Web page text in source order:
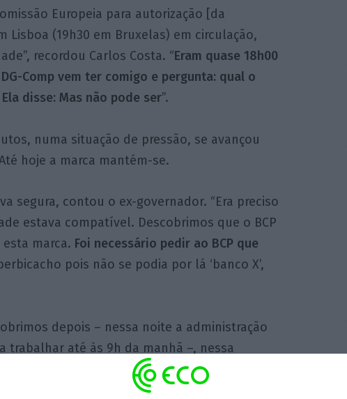
Europeia para autorização [da
Lisboa (19h30 em Bruxelas) em circulação,
recordou Carlos Costa. “Eram quase 18h00
Comp vem ter comigo e pergunta: qual o
disse: Mas não pode ser”.
numa situação de pressão, se avançou
hoje a marca mantém-se.
segura, contou o ex-governador. “Era preciso
estava compatível. Descobrimos que o BCP
marca. Foi necessário pedir ao BCP que
pois não se podia por lá ‘banco X’,
depois – nessa noite a administração
trabalhar até às 9h da manhã –, nessa
que alguém por via da internet tinha
a marca Novo Banco. Felizmente o tribunal